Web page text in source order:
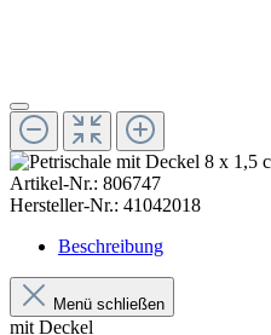
Artikel-Nr.: 806747
Hersteller-Nr.: 41042018
Beschreibung
Menü schließen
mit Deckel